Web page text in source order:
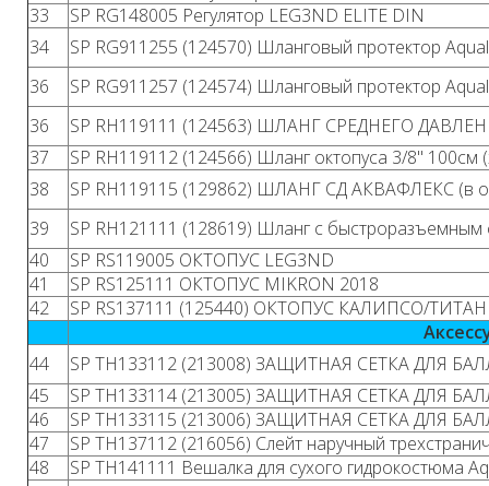
33
SP RG148005 Регулятор LEG3ND ELITE DIN
34
SP RG911255 (124570) Шланговый протектор
36
SP RG911257 (124574) Шланговый протектор
36
SP RH119111 (124563) ШЛАНГ СРЕДНЕГО
37
SP RH119112 (124566) Шланг октопуса 3/8" 100см
38
SP RH119115 (129862) ШЛАНГ СД АКВАФЛЕКС (в
39
SP RH121111 (128619) Шланг с
40
SP RS119005 ОКТОПУС LEG3ND
41
SP RS125111 ОКТОПУС MIKRON 2018
42
SP RS137111 (125440) ОКТОПУС КАЛИПСО/ТИТАН
44
SP TH133112 (213008) ЗАЩИТНАЯ СЕТКА ДЛЯ
45
SP TH133114 (213005) ЗАЩИТНАЯ СЕТКА ДЛЯ
46
SP TH133115 (213006) ЗАЩИТНАЯ СЕТКА ДЛЯ
47
SP TH137112 (216056) Слейт наручный
48
SP TH141111 Вешалка для сухого гидрокостюма